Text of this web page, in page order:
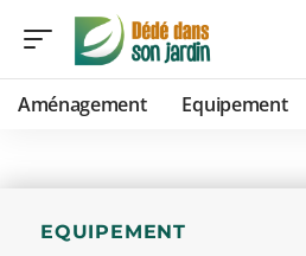
Aménagement Equipement
EQUIPEMENT